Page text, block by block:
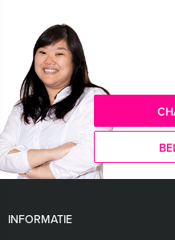
INFORMATIE